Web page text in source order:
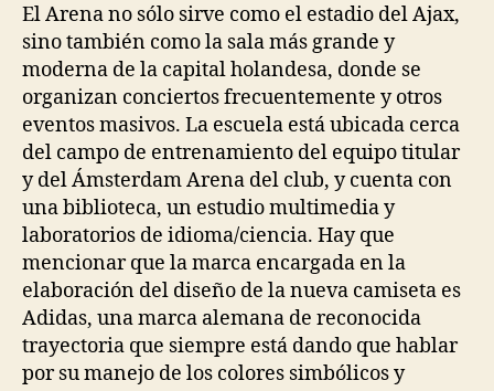
El Arena no sólo sirve como el estadio del Ajax,
sino también como la sala más grande y
moderna de la capital holandesa, donde se
organizan conciertos frecuentemente y otros
eventos masivos. La escuela está ubicada cerca
del campo de entrenamiento del equipo titular
y del Ámsterdam Arena del club, y cuenta con
una biblioteca, un estudio multimedia y
laboratorios de idioma/ciencia. Hay que
mencionar que la marca encargada en la
elaboración del diseño de la nueva camiseta es
Adidas, una marca alemana de reconocida
trayectoria que siempre está dando que hablar
por su manejo de los colores simbólicos y